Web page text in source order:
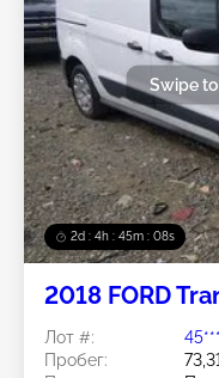
2d : 4h : 45m : 05s
Swipe
2018 FORD
Лот #:
Пробег: